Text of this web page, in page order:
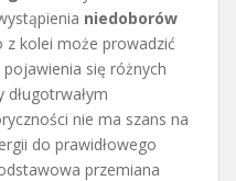
niedoborów
z kolei może prowadzić
się różnych
nie ma szans na
do prawidłowego
przemiana